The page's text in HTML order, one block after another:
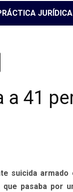
JURÍDICA
a 41
suicida
pasaba por